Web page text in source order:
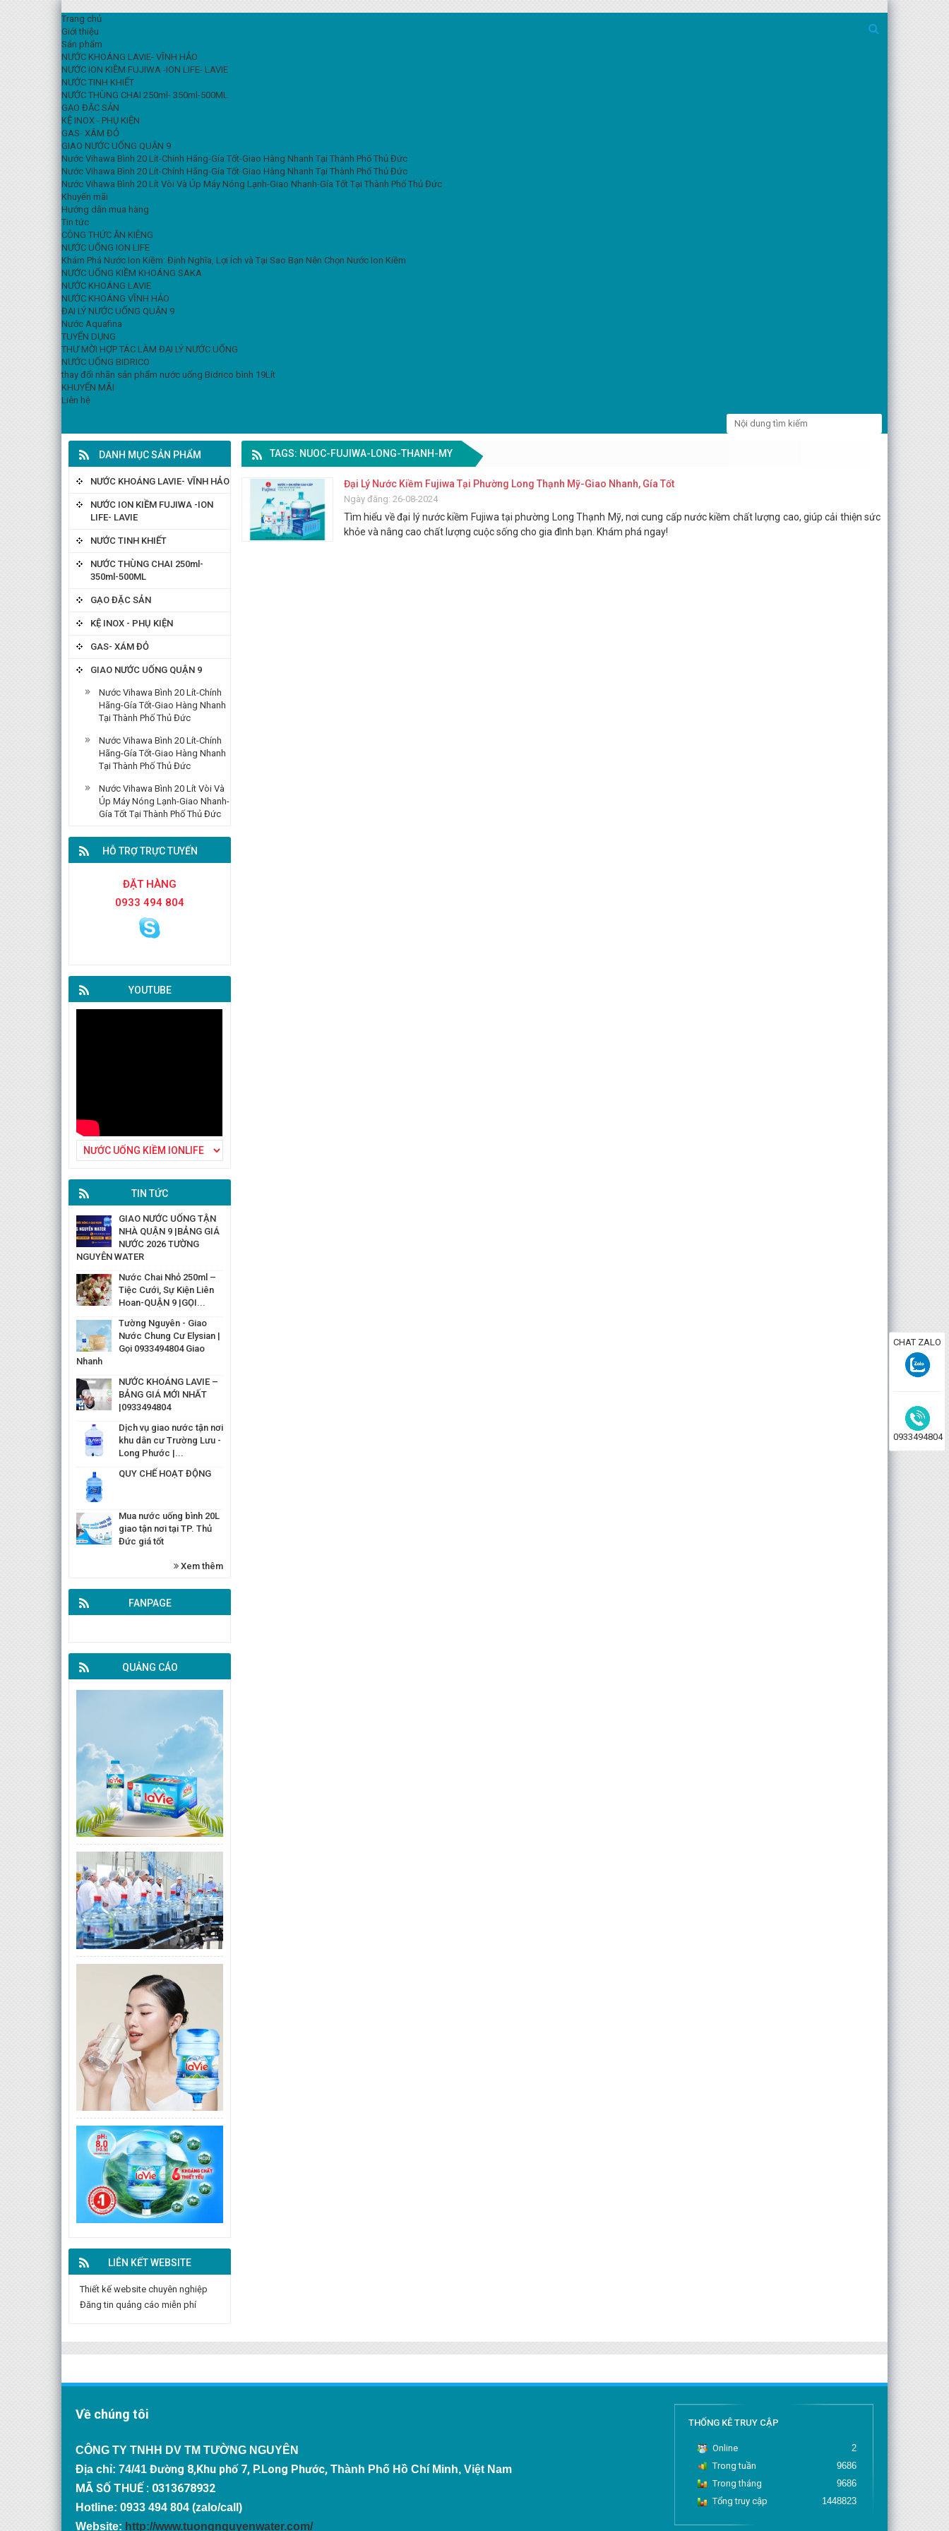
Trang chủ
Giới thiệu
Sản phẩm
NƯỚC KHOÁNG LAVIE- VĨNH HẢO
NƯỚC ION KIỀM FUJIWA -ION LIFE- LAVIE
NƯỚC TINH KHIẾT
NƯỚC THÙNG CHAI 250ml- 350ml-500ML
GẠO ĐẶC SẢN
KỆ INOX - PHỤ KIỆN
GAS- XÁM ĐỎ
GIAO NƯỚC UỐNG QUẬN 9
Nước Vihawa Bình 20 Lít-Chính Hãng-Gía Tốt-Giao Hàng Nhanh Tại Thành Phố Thủ Đức
Nước Vihawa Bình 20 Lít-Chính Hãng-Gía Tốt-Giao Hàng Nhanh Tại Thành Phố Thủ Đức
Nước Vihawa Bình 20 Lít Vòi Và Úp Máy Nóng Lạnh-Giao Nhanh-Gía Tốt Tại Thành Phố Thủ Đức
Khuyến mãi
Hướng dẫn mua hàng
Tin tức
CÔNG THỨC ĂN KIÊNG
NƯỚC UỐNG ION LIFE
Khám Phá Nước Ion Kiềm: Định Nghĩa, Lợi Ích và Tại Sao Bạn Nên Chọn Nước Ion Kiềm
NƯỚC UỐNG KIỀM KHOÁNG SAKA
NƯỚC KHOÁNG LAVIE
NƯỚC KHOÁNG VĨNH HẢO
ĐẠI LÝ NƯỚC UỐNG QUẬN 9
Nước Aquafina
TUYỂN DỤNG
THƯ MỜI HỢP TÁC LÀM ĐẠI LÝ NƯỚC UỐNG
NƯỚC UỐNG BIDRICO
thay đổi nhãn sản phẩm nước uống Bidrico bình 19Lít
KHUYẾN MÃI
Liên hệ
DANH MỤC SẢN PHẨM
NƯỚC KHOÁNG LAVIE- VĨNH HẢO
NƯỚC ION KIỀM FUJIWA -ION
LIFE- LAVIE
NƯỚC TINH KHIẾT
NƯỚC THÙNG CHAI 250ml-
350ml-500ML
GẠO ĐẶC SẢN
KỆ INOX - PHỤ KIỆN
GAS- XÁM ĐỎ
GIAO NƯỚC UỐNG QUẬN 9
Nước Vihawa Bình 20 Lít-Chính
Hãng-Gía Tốt-Giao Hàng Nhanh
Tại Thành Phố Thủ Đức
Nước Vihawa Bình 20 Lít-Chính
Hãng-Gía Tốt-Giao Hàng Nhanh
Tại Thành Phố Thủ Đức
Nước Vihawa Bình 20 Lít Vòi Và
Úp Máy Nóng Lạnh-Giao Nhanh-
Gía Tốt Tại Thành Phố Thủ Đức
HỖ TRỢ TRỰC TUYẾN
ĐẶT HÀNG
0933 494 804
YOUTUBE
TIN TỨC
GIAO NƯỚC UỐNG TẬN
NHÀ QUẬN 9 |BẢNG GIÁ
NƯỚC 2026 TƯỜNG
NGUYÊN WATER
Nước Chai Nhỏ 250ml –
Tiệc Cưới, Sự Kiện Liên
Hoan-QUẬN 9 |GỌI...
Tường Nguyên - Giao
Nước Chung Cư Elysian |
Gọi 0933494804 Giao
Nhanh
NƯỚC KHOÁNG LAVIE –
BẢNG GIÁ MỚI NHẤT
|0933494804
Dịch vụ giao nước tận nơi
khu dân cư Trường Lưu -
Long Phước |...
QUY CHẾ HOẠT ĐỘNG
Mua nước uống bình 20L
giao tận nơi tại TP. Thủ
Đức giá tốt
Xem thêm
FANPAGE
QUẢNG CÁO
LIÊN KẾT WEBSITE
Thiết kế website chuyên nghiệp
Đăng tin quảng cáo miễn phí
TAGS: NUOC-FUJIWA-LONG-THANH-MY
Đại Lý Nước Kiềm Fujiwa Tại Phường Long Thạnh Mỹ-Giao Nhanh, Gía Tốt
Ngày đăng: 26-08-2024
Tìm hiểu về đại lý nước kiềm Fujiwa tại phường Long Thạnh Mỹ, nơi cung cấp nước kiềm chất lượng cao, giúp cải thiện sức
khỏe và nâng cao chất lượng cuộc sống cho gia đình bạn. Khám phá ngay!
Về chúng tôi
CÔNG TY TNHH DV TM TƯỜNG NGUYÊN
Địa chỉ: 74/41 Đường 8,Khu phố 7, P.Long Phước, Thành Phố Hồ Chí Minh, Việt Nam
MÃ SỐ THUẾ : 0313678932
Hotline: 0933 494 804 (zalo/call)
Website: http://www.tuongnguyenwater.com/
THỐNG KÊ TRUY CẬP
Online
2
Trong tuần
9686
Trong tháng
9686
Tổng truy cập
1448823
CHAT ZALO
0933494804